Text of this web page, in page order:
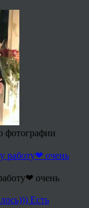
фотографии
очень